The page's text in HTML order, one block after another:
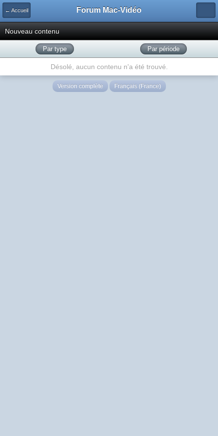
← Accueil Forum Mac-Vidéo
Nouveau contenu
Par type Par période
Désolé, aucun contenu n'a été trouvé.
Version complète Français (France)